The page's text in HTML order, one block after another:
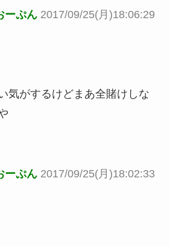
ーぷん 2017/09/25(月)18:06:29
気がするけどまあ全賭けしな
ーぷん 2017/09/25(月)18:02:33